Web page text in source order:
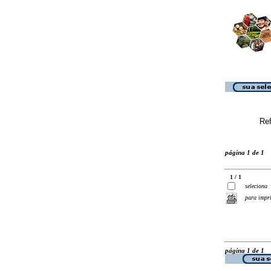
página 1 de 1
1 / 1
seleciona
para
página 1 de 1